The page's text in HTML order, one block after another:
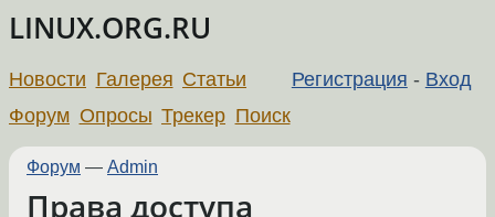
LINUX.ORG.RU
Регистрация - Вход
Новости Галерея Статьи
Форум Опросы Трекер Поиск
Форум — Admin
Права доступа